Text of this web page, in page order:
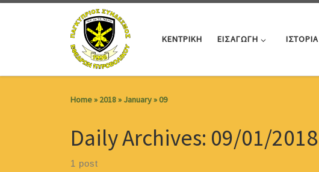
ΚΕΝΤΡΙΚΗ ΕΙΣΑΓΩΓΗ ΙΣΤΟΡΙΑ
Home» 2018» January»09
Daily Archives: 09/01/2018
1 post